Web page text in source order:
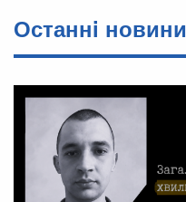
Останнi новини